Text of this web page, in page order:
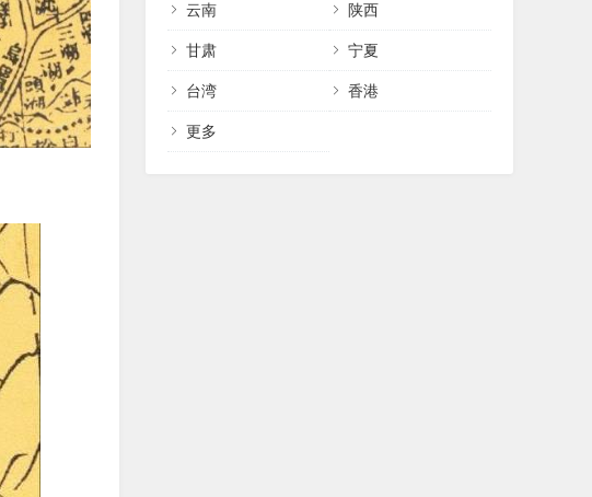
云南 陕西
甘肃 宁夏
台湾 香港
更多